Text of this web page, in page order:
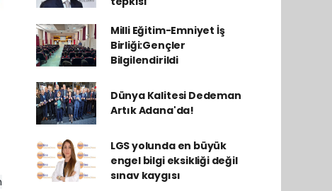
Milli Eğitim-Emniyet İş
Birliği:Gençler
Bilgilendirildi
Dünya Kalitesi Dedeman
Artık Adana'da!
LGS yolunda en büyük
engel bilgi eksikliği değil
sınav kaygısı